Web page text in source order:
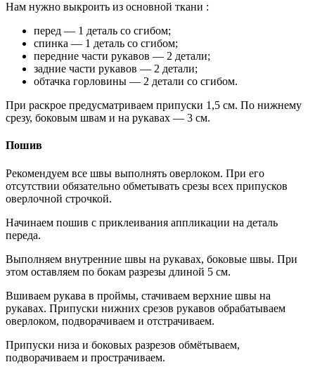
Нам нужно выкроить из основной ткани :
перед — 1 деталь со сгибом;
спинка — 1 деталь со сгибом;
передние части рукавов — 2 детали;
задние части рукавов — 2 детали;
обтачка горловины — 2 детали со сгибом.
При раскрое предусматриваем припуски 1,5 см. По нижнему
срезу, боковым швам и на рукавах — 3 см.
Пошив
Рекомендуем все швы выполнять оверлоком. При его
отсутствии обязательно обметывать срезы всех припусков
оверлочной строчкой.
Начинаем пошив с приклеивания аппликации на деталь
переда.
Выполняем внутренние швы на рукавах, боковые швы. При
этом оставляем по бокам разрезы длиной 5 см.
Вшиваем рукава в проймы, стачиваем верхние швы на
рукавах. Припуски нижних срезов рукавов обрабатываем
оверлоком, подворачиваем и отстрачиваем.
Припуски низа и боковых разрезов обмётываем,
подворачиваем и прострачиваем.